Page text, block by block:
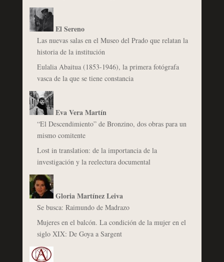
El Sereno
Las nuevas salas en el Museo del Prado que relatan la
historia de la institución
Eulalia Abaitua (1853-1946), la primera fotógrafa
vasca de la que se tiene constancia
Eva Vera Martín
“El Descendimiento” de Bronzino, dos obras para un
mismo comitente
Lost in translation: de la importancia de la
investigación y la reelectura documental
Gloria Martínez Leiva
Se busca: Raimundo de Madrazo
Mujeres en el balcón. La condición de la mujer en el
siglo XIX: De Goya a Sargent